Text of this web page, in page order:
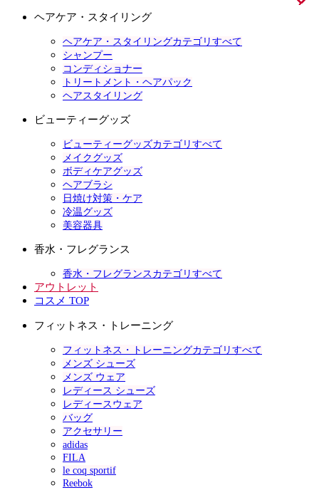
ヘアケア・スタイリング
ヘアケア・スタイリングカテゴリすべて
シャンプー
コンディショナー
トリートメント・ヘアパック
ヘアスタイリング
ビューティーグッズ
ビューティーグッズカテゴリすべて
メイクグッズ
ボディケアグッズ
ヘアブラシ
日焼け対策・ケア
冷温グッズ
美容器具
香水・フレグランス
香水・フレグランスカテゴリすべて
アウトレット
コスメ TOP
フィットネス・トレーニング
フィットネス・トレーニングカテゴリすべて
メンズ シューズ
メンズ ウェア
レディース シューズ
レディースウェア
バッグ
アクセサリー
adidas
FILA
le coq sportif
Reebok